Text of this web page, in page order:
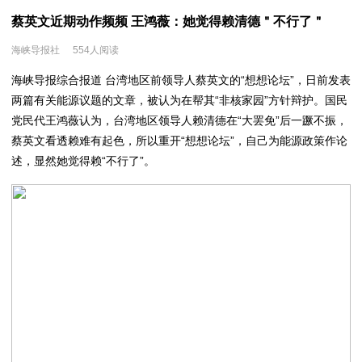
蔡英文近期动作频频 王鸿薇：她觉得赖清德＂不行了＂
海峡导报社 554人阅读
海峡导报综合报道 台湾地区前领导人蔡英文的“想想论坛”，日前发表
两篇有关能源议题的文章，被认为在帮其“非核家园”方针辩护。国民
党民代王鸿薇认为，台湾地区领导人赖清德在“大罢免”后一蹶不振，
蔡英文看透赖难有起色，所以重开“想想论坛”，自己为能源政策作论
述，显然她觉得赖“不行了”。